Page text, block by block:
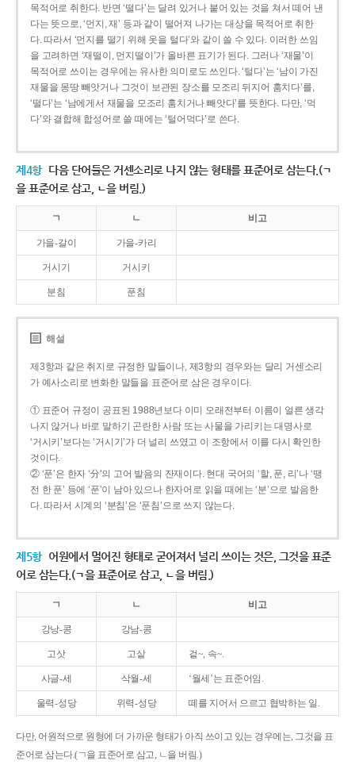
목적어로 취한다. 반면 ‘떨다’는 달려 있거나 붙어 있는 것을 쳐서 떼어 낸
다는 뜻으로, ‘먼지, 재’ 등과 같이 떨어져 나가는 대상을 목적어로 취한
다. 따라서 ‘먼지를 떨기 위해 옷을 털다’와 같이 쓸 수 있다. 이러한 쓰임
을 고려하면 ‘재떨이, 먼지떨이’가 올바른 표기가 된다. 그러나 ‘재물’이
목적어로 쓰이는 경우에는 유사한 의미로도 쓰인다. ‘털다’는 ‘남이 가진
재물을 몽땅 빼앗거나 그것이 보관된 장소를 모조리 뒤지어 훔치다’를,
‘떨다’는 ‘남에게서 재물을 모조리 훔치거나 빼앗다’를 뜻한다. 다만, ‘먹
다’와 결합해 합성어로 쓸 때에는 ‘털어먹다’로 쓴다.
제4항 다음 단어들은 거센소리로 나지 않는 형태를 표준어로 삼는다.(ㄱ
을 표준어로 삼고, ㄴ을 버림.)
ㄱ ㄴ 비고
가을-갈이 가을-카리
거시기 거시키
분침 푼침
해설
제3항과 같은 취지로 규정한 말들이나, 제3항의 경우와는 달리 거센소리
가 예사소리로 변화한 말들을 표준어로 삼은 경우이다.
① 표준어 규정이 공표된 1988년보다 이미 오래전부터 이름이 얼른 생각
나지 않거나 바로 말하기 곤란한 사람 또는 사물을 가리키는 대명사로
‘거시키’보다는 ‘거시기’가 더 널리 쓰였고 이 조항에서 이를 다시 확인한
것이다.
② ‘푼’은 한자 ‘分’의 고어 발음의 잔재이다. 현대 국어의 ‘할, 푼, 리’나 ‘땡
전 한 푼’ 등에 ‘푼’이 남아 있으나 한자어로 읽을 때에는 ‘분’으로 발음한
다. 따라서 시계의 ‘분침’은 ‘푼침’으로 쓰지 않는다.
제5항 어원에서 멀어진 형태로 굳어져서 널리 쓰이는 것은, 그것을 표준
어로 삼는다.(ㄱ을 표준어로 삼고, ㄴ을 버림.)
ㄱ ㄴ 비고
강낭-콩 강남-콩
고삿 고샅 겉~, 속~.
사글-세 삭월-세 ‘월세’는 표준어임.
울력-성당 위력-성당 떼를 지어서 으르고 협박하는 일.
다만, 어원적으로 원형에 더 가까운 형태가 아직 쓰이고 있는 경우에는, 그것을 표
준어로 삼는다.(ㄱ을 표준어로 삼고, ㄴ을 버림.)